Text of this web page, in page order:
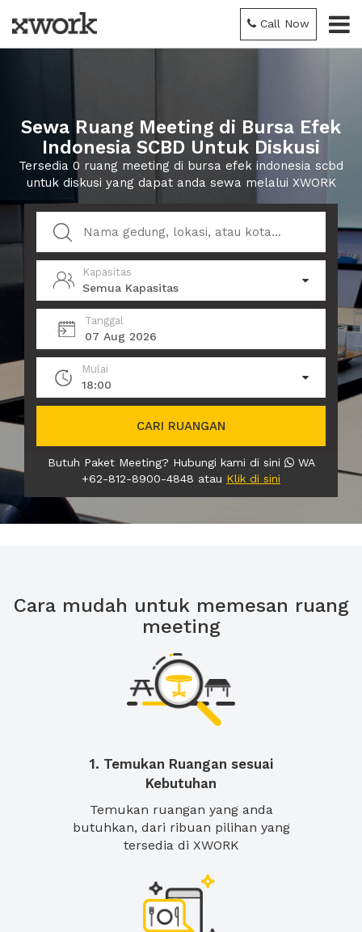
Call Now
Sewa Ruang Meeting di Bursa Efek
Indonesia SCBD Untuk Diskusi
Tersedia 0 ruang meeting di bursa efek indonesia scbd
untuk diskusi yang dapat anda sewa melalui XWORK
Kapasitas
Semua Kapasitas
Tanggal
07 Aug 2026
Mulai
18:00
CARI RUANGAN
Butuh Paket Meeting? Hubungi kami di sini
WA
+62-812-8900-4848 atau Klik di sini
Cara mudah untuk memesan ruang
meeting
1. Temukan Ruangan sesuai
Kebutuhan
Temukan ruangan yang anda
butuhkan, dari ribuan pilihan yang
tersedia di XWORK